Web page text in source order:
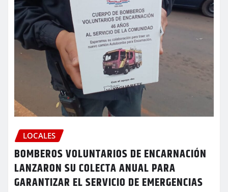
LOCALES
BOMBEROS VOLUNTARIOS DE ENCARNACIÓN
LANZARON SU COLECTA ANUAL PARA
GARANTIZAR EL SERVICIO DE EMERGENCIAS